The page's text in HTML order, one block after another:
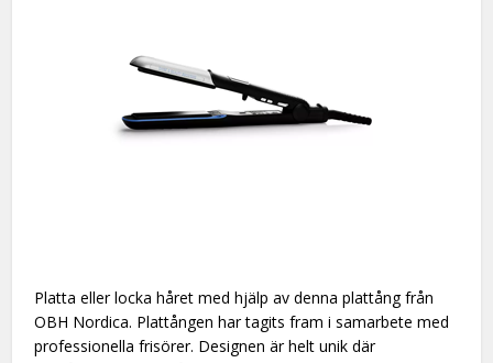
Platta eller locka håret med hjälp av denna plattång från
OBH Nordica. Plattången har tagits fram i samarbete med
professionella frisörer. Designen är helt unik där